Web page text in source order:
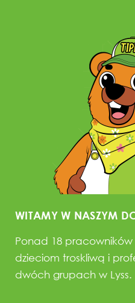
WITAMY W NASZYM
Ponad 18 pracowników
dzieciom troskliwą i
dwóch grupach w Lyss.